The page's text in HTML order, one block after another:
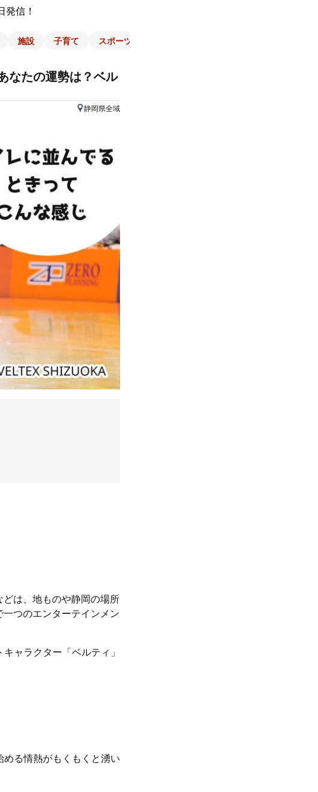
信！
施設 子育て スポーツ
なたの運勢は？ベル
静岡県全域
は、地ものや静岡の場所
つのエンターテインメン
ャラクター「ベルティ」
る情熱がもくもくと湧い